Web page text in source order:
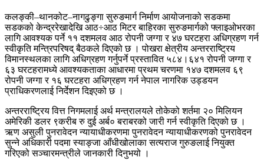
कलङ्की–थानकोट–नागढुङ्गा सुरुङमार्ग निर्माण आयोजनाको सडकमा
सडकको केन्द्ररेखादेखि आठ÷आठ मिटर बाहिरका सुरुङमार्गको फ्लाइओभरका
लागि आवश्यक पर्ने ११ दशमलव आठ रोपनी जग्गा र ४७ घरटहरा अधिग्रहण गर्न
स्वीकृति मन्त्रिपरिषद् बैठकले दिएको छ । पोखरा क्षेत्रीय अन्तरराष्ट्रिय
विमानस्थलका लागि अधिग्रहण गर्नुपर्ने प्रस्तावित ५८४।६४१ रोपनी जग्गा र
६३ घरटहरामध्ये आवश्यकताका आधारमा प्रथम चरणमा १४७ दशमलव ६९
रोपनी जग्गा र १६ घरटहरा अधिग्रहण गर्न नेपाल नागरिक उड्डयन
प्राधिकरणलाई निर्देशन दिइएको छ ।
अन्तरराष्ट्रिय वित्त निगमलाई अर्थ मन्त्रालयले तोकेको शर्तमा २० मिलियन
अमेरिकी डलर ९करीब रु दुई अर्ब० बराबरको जारी गर्न स्वीकृति दिएको छ ।
ऋण असुली पुनरावेदन न्यायाधीकरणमा पुनरावेदन न्यायाधीकरणको पुनरावेदन
सुन्ने अधिकारी पदमा स्याङ्जा आँधीखोलाका सत्यराज गुरुङलाई नियुक्त
गरिएको सञ्चारमन्त्रीले जानकारी दिनुभयो ।